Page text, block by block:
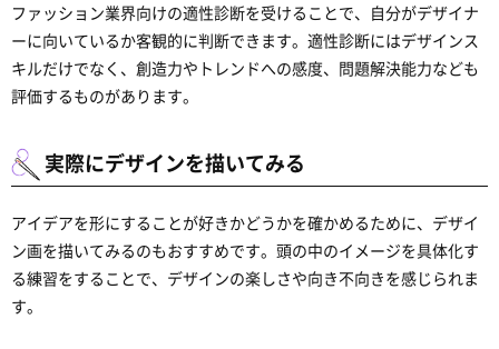
ファッション業界向けの適性診断を受けることで、自分がデザイナ
ーに向いているか客観的に判断できます。適性診断にはデザインス
キルだけでなく、創造力やトレンドへの感度、問題解決能力なども
評価するものがあります。
実際にデザインを描いてみる
アイデアを形にすることが好きかどうかを確かめるために、デザイ
ン画を描いてみるのもおすすめです。頭の中のイメージを具体化す
る練習をすることで、デザインの楽しさや向き不向きを感じられま
す。